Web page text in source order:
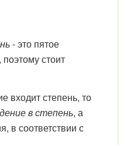
- это пятое
стоит
входит степень, то
в степень, а
в соответствии с